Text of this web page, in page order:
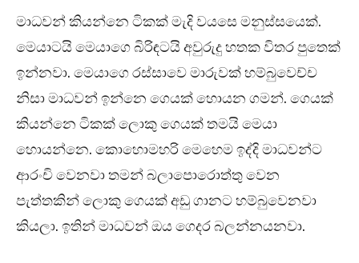
මාධවන් කියන්නෙ ටිකක් මැදි වයසෙ මනුස්සයෙක්.
මෙයාටයි මෙයාගෙ බිරිඳටයි අවුරුදු හතක විතර පුතෙක්
ඉන්නවා. මෙයාගෙ රස්සාවෙ මාරුවක් හම්බුවෙච්ච
නිසා මාධවන් ඉන්නෙ ගෙයක් හොයන ගමන්. ගෙයක්
කියන්නෙ ටිකක් ලොකු ගෙයක් තමයි මෙයා
හොයන්නෙ. කොහොමහරි මෙහෙම ඉද්දි මාධවන්ට
ආරංචි වෙනවා තමන් බලාපොරොත්තු වෙන
පැත්තකින් ලොකු ගෙයක් අඩු ගානට හම්බුවෙනවා
කියලා. ඉතින් මාධවන් ඔය ගෙදර බලන්නයනවා.